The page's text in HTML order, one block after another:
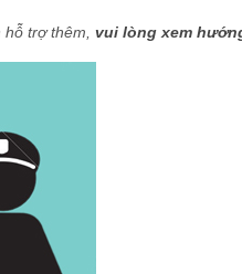
trợ thêm, vui lòng xem